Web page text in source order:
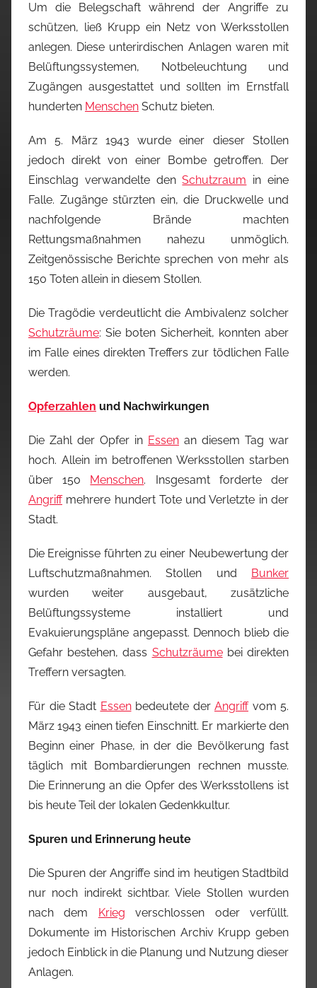
Um die Belegschaft während der Angriffe zu
schützen, ließ Krupp ein Netz von Werksstollen
anlegen. Diese unterirdischen Anlagen waren mit
Belüftungssystemen, Notbeleuchtung und
Zugängen ausgestattet und sollten im Ernstfall
hunderten Menschen Schutz bieten.
Am 5. März 1943 wurde einer dieser Stollen
jedoch direkt von einer Bombe getroffen. Der
Einschlag verwandelte denSchutzraum in eine
Falle. Zugänge stürzten ein, die Druckwelle und
nachfolgende Brände machten
Rettungsmaßnahmen nahezu unmöglich.
Zeitgenössische Berichte sprechen von mehr als
150 Toten allein in diesem Stollen.
Die Tragödie verdeutlicht die Ambivalenz solcher
Schutzräume: Sie boten Sicherheit, konnten aber
im Falle eines direkten Treffers zur tödlichen Falle
werden.
Opferzahlen und Nachwirkungen
Die Zahl der Opfer in Essen an diesem Tag war
hoch. Allein im betroffenen Werksstollen starben
über 150 Menschen. Insgesamt forderte der
Angriffmehrere hundert Tote und Verletzte in der
Stadt.
Die Ereignisse führten zu einer Neubewertung der
Luftschutzmaßnahmen. Stollen und
Bunker
wurden weiter ausgebaut, zusätzliche
Belüftungssysteme installiert und
Evakuierungspläne angepasst. Dennoch blieb die
Gefahr bestehen, dass Schutzräumebei direkten
Treffern versagten.
Für die Stadt Essenbedeutete der Angriffvom 5.
März 1943 einen tiefen Einschnitt. Er markierte den
Beginn einer Phase, in der die Bevölkerung fast
täglich mit Bombardierungen rechnen musste.
Die Erinnerung an die Opfer des Werksstollens ist
bis heute Teil der lokalen Gedenkkultur.
Spuren und Erinnerung heute
Die Spuren der Angriffe sind im heutigen Stadtbild
nur noch indirekt sichtbar. Viele Stollen wurden
nach dem
Krieg verschlossen oder verfüllt.
Dokumente im Historischen Archiv Krupp geben
jedoch Einblick in die Planung und Nutzung dieser
Anlagen.